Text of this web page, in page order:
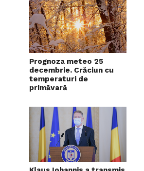
Prognoza meteo 25
decembrie. Crăciun cu
temperaturi de
primăvară